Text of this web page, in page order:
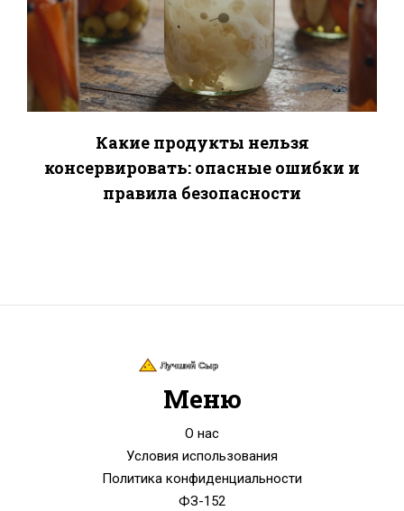
Какие продукты нельзя
консервировать: опасные ошибки и
правила безопасности
Меню
О нас
Условия использования
Политика конфиденциальности
ФЗ-152